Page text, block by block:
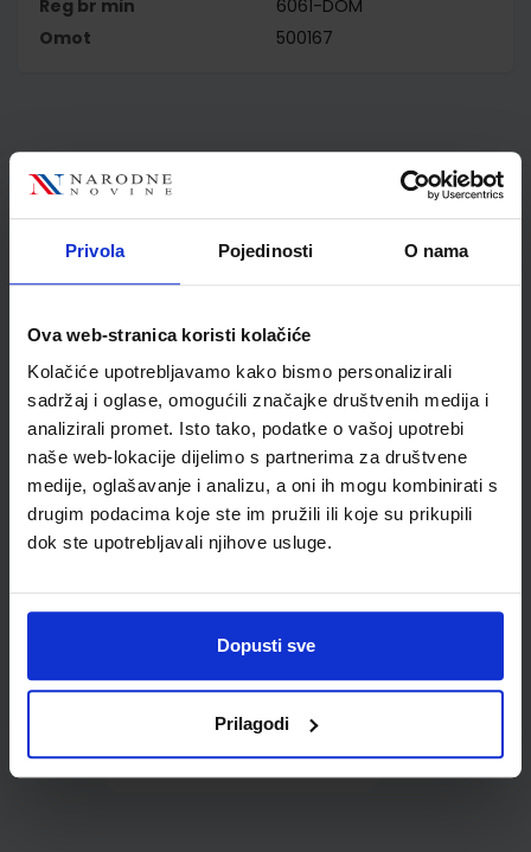
Privola Pojedinosti O nama
Ova web-stranica koristi kolačiće
Kolačiće upotrebljavamo kako bismo personalizirali
sadržaj i oglase, omogućili značajke društvenih medija i
analizirali promet. Isto tako, podatke o vašoj upotrebi
naše web-lokacije dijelimo s partnerima za društvene
medije, oglašavanje i analizu, a oni ih mogu kombinirati s
drugim podacima koje ste im pružili ili koje su prikupili
dok ste upotrebljavali njihove usluge.
Dopusti sve
Prilagodi
Reg br min
6061-DOM
Omot
500167
Kupci najčešće biraju..
udžbenike; dimenzije
433x272; tip 167
0,85 €